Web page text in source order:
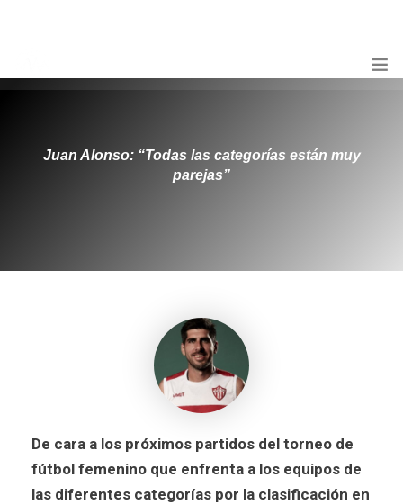
¿QUIÉNES SOMOS?
Juan Alonso: “Todas las categorías están muy
parejas”
De cara a los próximos partidos del torneo de
fútbol femenino que enfrenta a los equipos de
las diferentes categorías por la clasificación en